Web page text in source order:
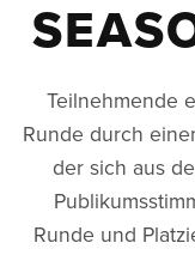
Teilnehmende
Runde durch
der sich aus
Runde und